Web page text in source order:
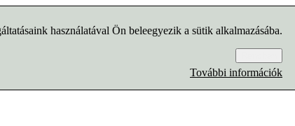
használatával Ön beleegyezik a sütik alkalmazásába.
További információk